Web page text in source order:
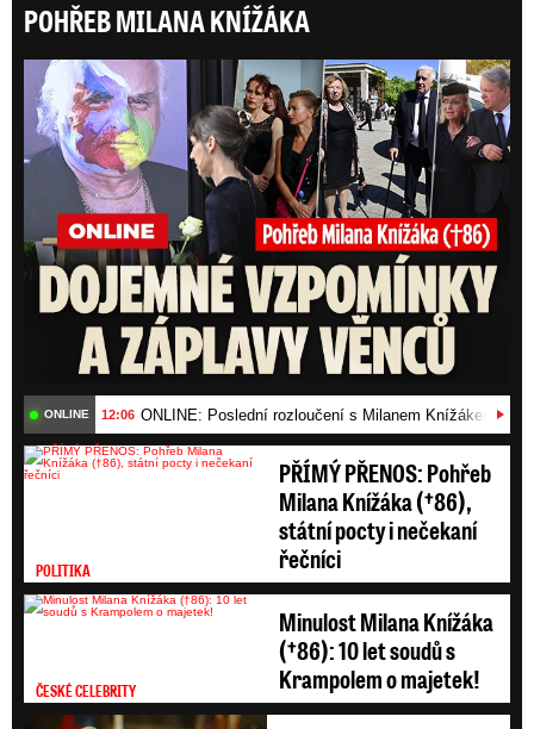
POHŘEB MILANA KNÍŽÁKA
ONLINE 12:06 ONLINE: Poslední rozloučení s Milanem Knížákem
POLITIKA
PŘÍMÝ PŘENOS: Pohřeb
Milana Knížáka (†86),
státní pocty i nečekaní
řečníci
ČESKÉ CELEBRITY
Minulost Milana Knížáka
(†86): 10 let soudů s
Krampolem o majetek!